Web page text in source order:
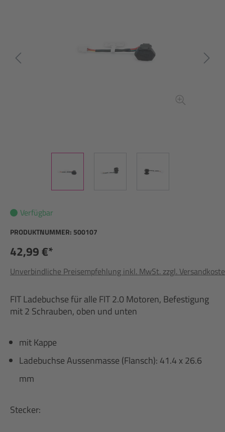
Verfügbar
PRODUKTNUMMER: 500107
42,99 €*
Unverbindliche Preisempfehlung inkl. MwSt. zzgl.
FIT Ladebuchse für alle FIT 2.0 Motoren, Befestigung
mit 2 Schrauben, oben und unten
mit Kappe
Ladebuchse Aussenmasse (Flansch): 41.4 x 26.6
mm
Stecker: